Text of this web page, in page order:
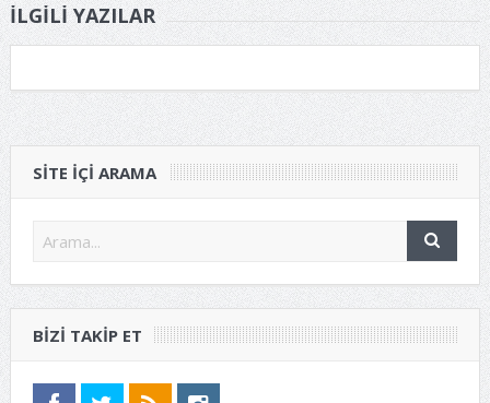
İLGILI YAZILAR
SITE IÇI ARAMA
BIZI TAKIP ET